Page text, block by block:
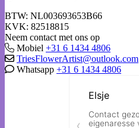
BTW: NL003693653B66
KVK: 82518815
Neem contact met ons op
Mobiel +31 6 1434 4806
TriesFlowerArtist@outlook.com
Whatsapp +31 6 1434 4806